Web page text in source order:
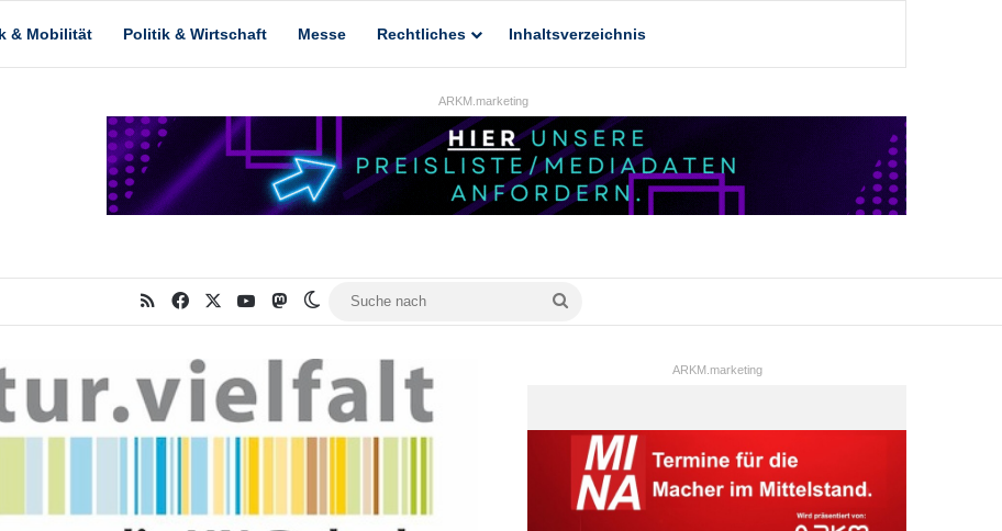
& Mobilität Politik & Wirtschaft Messe Rechtliches Inhaltsverzeichnis
ARKM.marketing
RSS Facebook YouTubeMastodonSkin umschalten
ARKM.marketing